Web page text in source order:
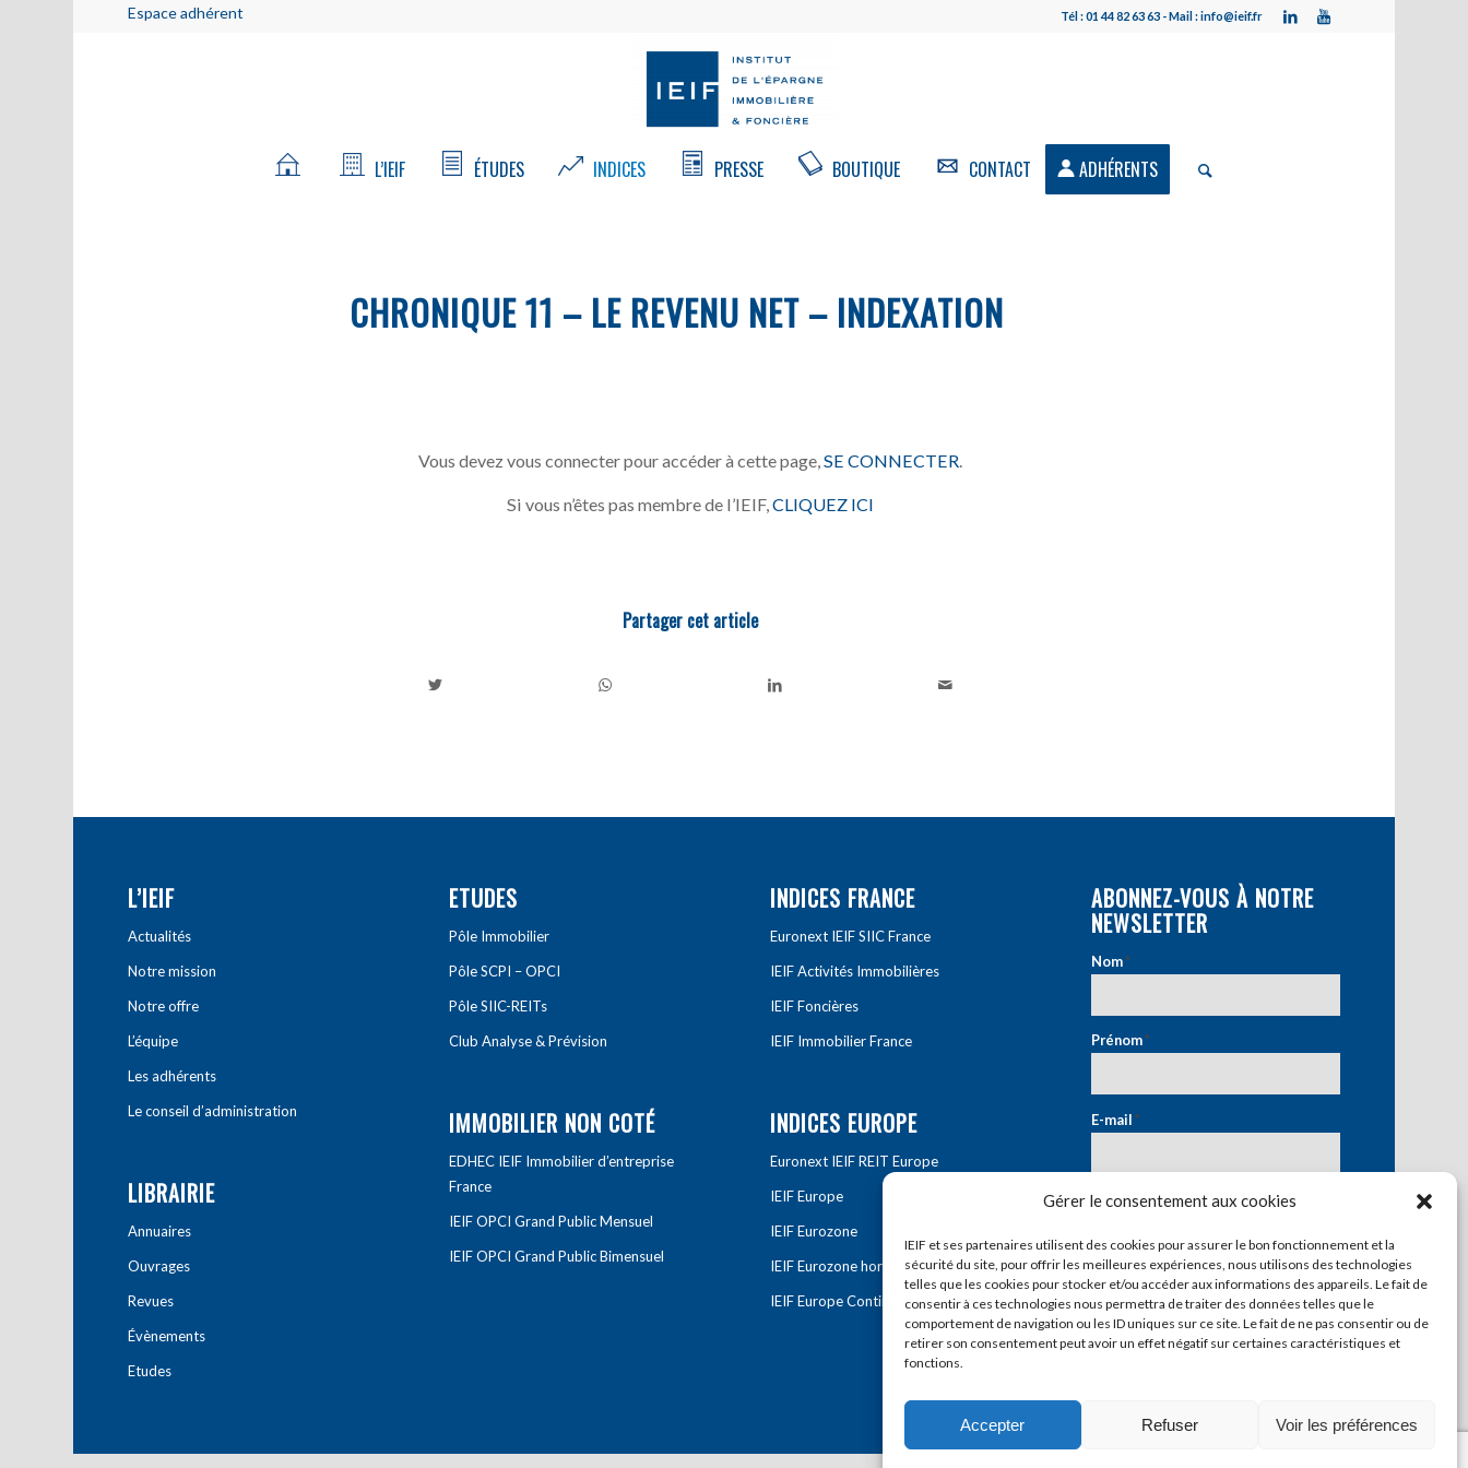
Gérer le consentement aux cookies
IEIF et ses partenaires utilisent des cookies pour assurer le bon fonctionnement et la
sécurité du site, pour offrir les meilleures expériences, nous utilisons des technologies
telles que les cookies pour stocker et/ou accéder aux informations des appareils. Le fait de
consentir à ces technologies nous permettra de traiter des données telles que le
comportement de navigation ou les ID uniques sur ce site. Le fait de ne pas consentir ou de
retirer son consentement peut avoir un effet négatif sur certaines caractéristiques et
fonctions.
Accepter Refuser Voir les préférences
Espace adhérent Tél : 01 44 82 63 63 - Mail : info@ieif.fr
L’IEIF ÉTUDES INDICES PRESSE BOUTIQUE CONTACT ADHÉRENTS
CHRONIQUE 11 – LE REVENU NET – INDEXATION
Vous devez vous connecter pour accéder à cette page, SE CONNECTER
Si vous n’êtes pas membre de l’IEIF,CLIQUEZ ICI
Partager cet article
L’IEIF
Actualités
Notre mission
Notre offre
L’équipe
Les adhérents
Le conseil d’administration
LIBRAIRIE
Annuaires
Ouvrages
Revues
Évènements
Etudes
ETUDES
Pôle Immobilier
Pôle SCPI – OPCI
Pôle SIIC-REITs
Club Analyse & Prévision
IMMOBILIER NON COTÉ
EDHEC IEIF Immobilier d’entreprise
France
IEIF OPCI Grand Public Mensuel
IEIF OPCI Grand Public Bimensuel
INDICES FRANCE
Euronext IEIF SIIC France
IEIF Activités Immobilières
IEIF Foncières
IEIF Immobilier France
INDICES EUROPE
Euronext IEIF REIT Europe
IEIF Europe
IEIF Eurozone
IEIF Eurozone hors France
IEIF Europe Continentale
ABONNEZ-VOUS À NOTRE
NEWSLETTER
Nom*
Prénom*
E-mail*